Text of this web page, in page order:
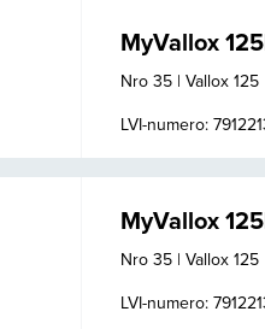
MyVallox
Nro 35 | Vallox 125
LVI-numero:
MyVallox
Nro 35 | Vallox 125
LVI-numero: